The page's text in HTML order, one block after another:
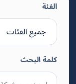
كلمة البحث